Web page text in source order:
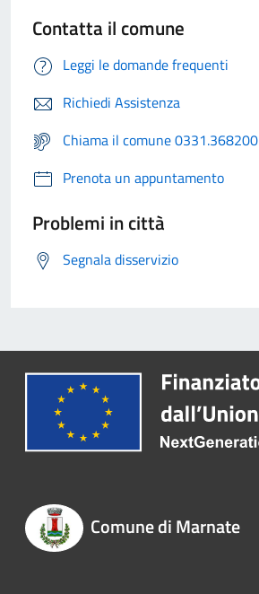
Contatta il comune
Leggi le domande frequenti
Richiedi Assistenza
Chiama il comune 0331.368200
Prenota un appuntamento
Problemi in città
Segnala disservizio
Comune di Marnate